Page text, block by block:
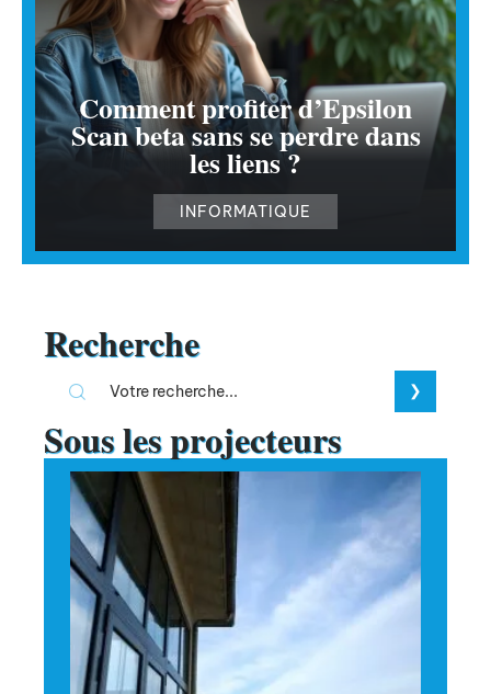
Comment profiter d’Epsilon
Scan beta sans se perdre dans
les liens ?
INFORMATIQUE
Recherche
Sous les projecteurs